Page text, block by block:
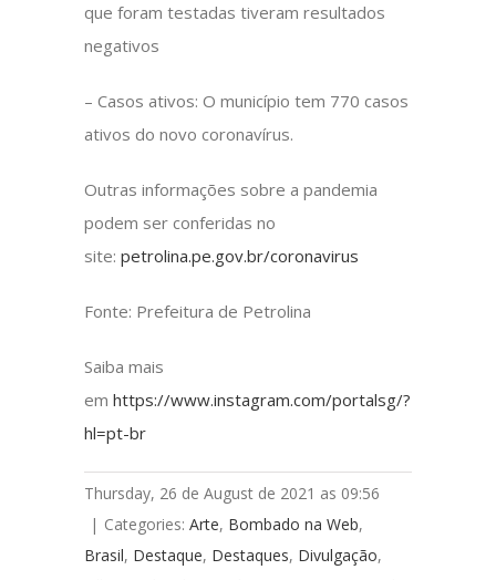
que foram testadas tiveram resultados
negativos
– Casos ativos: O município tem 770 casos
ativos do novo coronavírus.
Outras informações sobre a pandemia
podem ser conferidas no
site:petrolina.pe.gov.br/coronavirus
Fonte: Prefeitura de Petrolina
Saiba mais
emhttps://www.instagram.com/portalsg/?
hl=pt-br
Thursday, 26 de August de 2021 as 09:56
| Categories:Arte, Bombado na Web,
Brasil, Destaque, Destaques, Divulgação,